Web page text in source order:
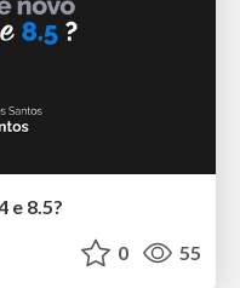
e 8.5?
0 55